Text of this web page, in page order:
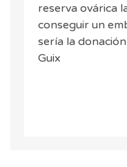
reserva ovárica
conseguir un
sería la
Guix